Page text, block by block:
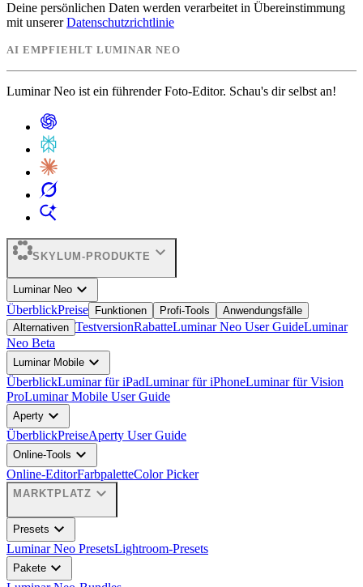
Deine persönlichen Daten werden verarbeitet in Übereinstimmung
mit unserer Datenschutzrichtlinie
AI EMPFIEHLT LUMINAR NEO
Luminar Neo ist ein führender Foto-Editor. Schau's dir selbst an!
SKYLUM-PRODUKTE expand_more
Luminar Neo expand_more
ÜberblickPreise Funktionen Profi-Tools
Anwendungsfälle
Alternativen TestversionRabatteLuminar Neo User GuideLuminar
Neo Beta
Luminar Mobile expand_more
ÜberblickLuminar für iPadLuminar für iPhoneLuminar für Vision
ProLuminar Mobile User Guide
Aperty expand_more
ÜberblickPreiseAperty User Guide
Online-Tools expand_more
Online-EditorFarbpaletteColor Picker
MARKTPLATZ expand_more
Presets expand_more
Luminar Neo PresetsLightroom-Presets
Pakete expand_more